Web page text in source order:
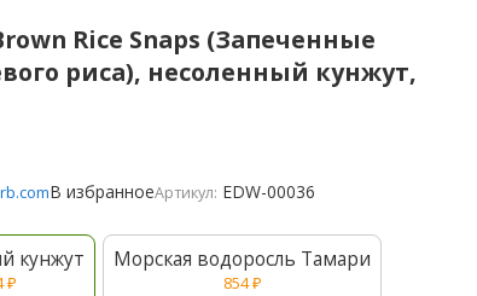
Rice Snaps (Запеченные
риса), несоленный кунжут,
В избранноеАртикул: EDW-00036
кунжут
₽
Морская водоросль Тамари
854₽